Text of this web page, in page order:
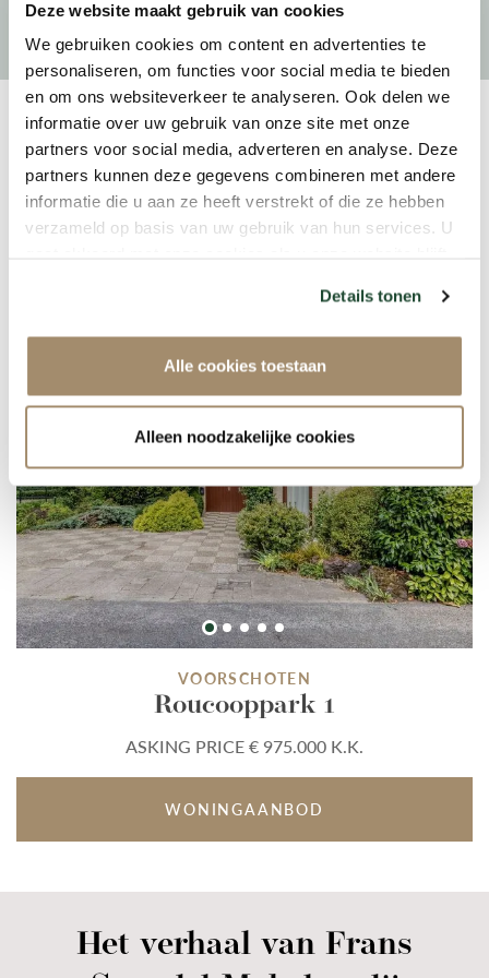
Deze website maakt gebruik van cookies
We gebruiken cookies om content en advertenties te
personaliseren, om functies voor social media te bieden
en om ons websiteverkeer te analyseren. Ook delen we
informatie over uw gebruik van onze site met onze
partners voor social media, adverteren en analyse. Deze
partners kunnen deze gegevens combineren met andere
informatie die u aan ze heeft verstrekt of die ze hebben
verzameld op basis van uw gebruik van hun services. U
Details tonen
Alle cookies toestaan
Alleen noodzakelijke cookies
Our real estate agents know what to
do.
Read more
Bekijk hier het nieuwste
woningaanbod!
VOORSCHOTEN
Roucooppark 1
ASKING PRICE € 975.000 K.K.
WONINGAANBOD
Het verhaal van Frans